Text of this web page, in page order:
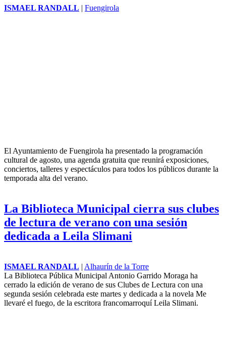
ISMAEL RANDALL | Fuengirola
El Ayuntamiento de Fuengirola ha presentado la programación
cultural de agosto, una agenda gratuita que reunirá exposiciones,
conciertos, talleres y espectáculos para todos los públicos durante la
temporada alta del verano.
La Biblioteca Municipal cierra sus clubes
de lectura de verano con una sesión
dedicada a Leila Slimani
ISMAEL RANDALL | Alhaurín de la Torre
La Biblioteca Pública Municipal Antonio Garrido Moraga ha
cerrado la edición de verano de sus Clubes de Lectura con una
segunda sesión celebrada este martes y dedicada a la novela Me
llevaré el fuego, de la escritora francomarroquí Leila Slimani.